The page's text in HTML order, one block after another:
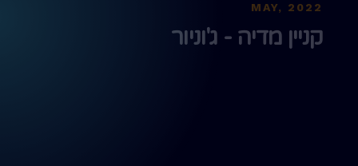
MAY, 2022
קניין מדיה - ג'וניור